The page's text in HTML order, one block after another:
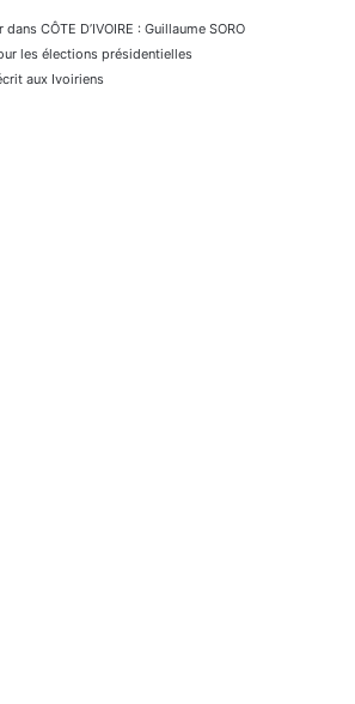
dans CÔTE D’IVOIRE : Guillaume SORO
les élections présidentielles
aux Ivoiriens